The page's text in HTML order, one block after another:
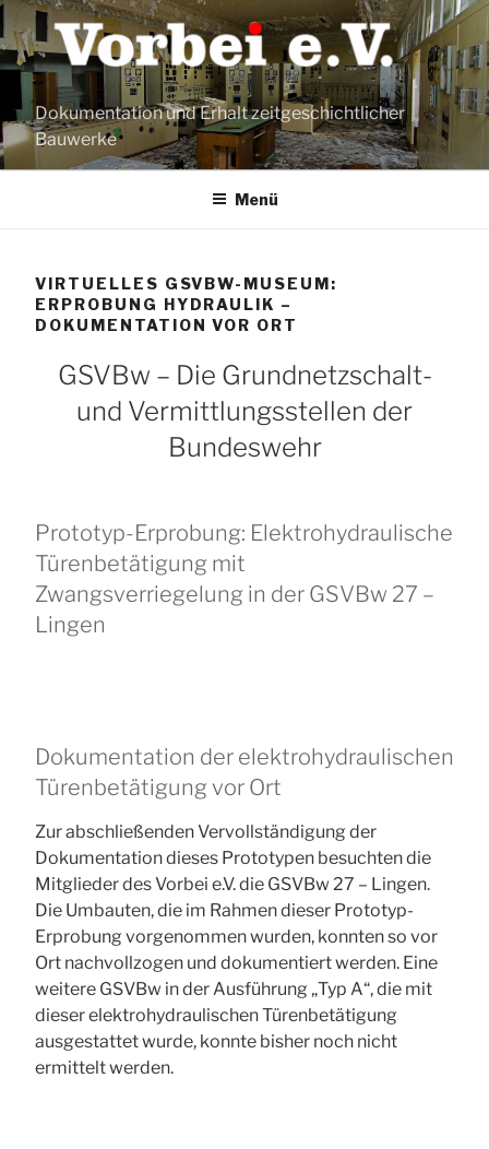
Zum
Inhalt
springen
Dokumentation und Erhalt zeitgeschichtlicher
Bauwerke
Menü
VIRTUELLES GSVBW-MUSEUM:
ERPROBUNG HYDRAULIK –
DOKUMENTATION VOR ORT
GSVBw – Die Grundnetzschalt-
und Vermittlungsstellen der
Bundeswehr
Prototyp-Erprobung: Elektrohydraulische
Türenbetätigung mit
Zwangsverriegelung in der GSVBw 27 –
Lingen
Dokumentation der elektrohydraulischen
Türenbetätigung vor Ort
Zur abschließenden Vervollständigung der
Dokumentation dieses Prototypen besuchten die
Mitglieder des Vorbei e.V. die GSVBw 27 – Lingen.
Die Umbauten, die im Rahmen dieser Prototyp-
Erprobung vorgenommen wurden, konnten so vor
Ort nachvollzogen und dokumentiert werden. Eine
weitere GSVBw in der Ausführung „Typ A“, die mit
dieser elektrohydraulischen Türenbetätigung
ausgestattet wurde, konnte bisher noch nicht
ermittelt werden.